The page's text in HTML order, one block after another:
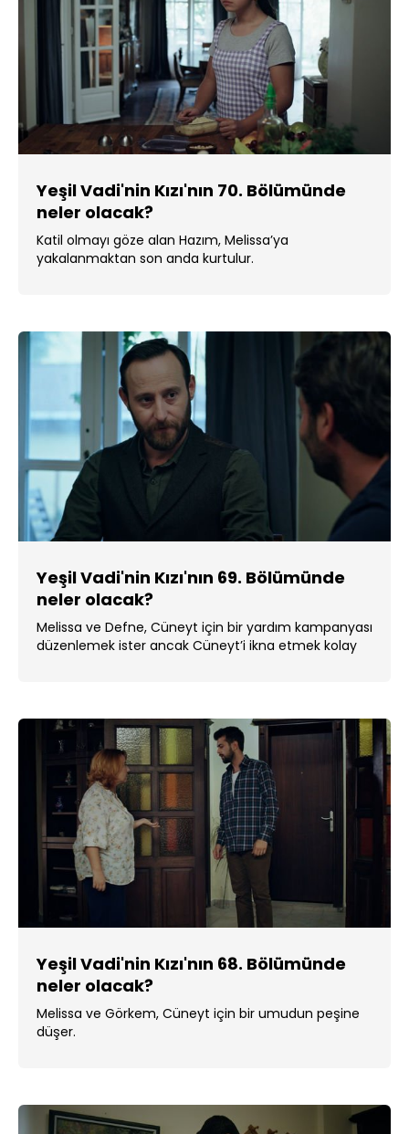
Yeşil Vadi'nin Kızı'nın 70. Bölümünde
neler olacak?
Katil olmayı göze alan Hazım, Melissa’ya
yakalanmaktan son anda kurtulur.
Yeşil Vadi'nin Kızı'nın 69. Bölümünde
neler olacak?
Melissa ve Defne, Cüneyt için bir yardım kampanyası
düzenlemek ister ancak Cüneyt’i ikna etmek kolay
Yeşil Vadi'nin Kızı'nın 68. Bölümünde
neler olacak?
Melissa ve Görkem, Cüneyt için bir umudun peşine
düşer.